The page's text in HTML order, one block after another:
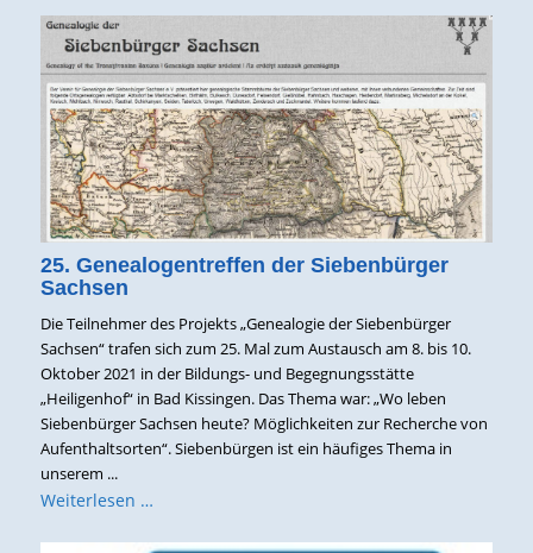
25. Genealogentreffen der Siebenbürger
Sachsen
Die Teilnehmer des Projekts „Genealogie der Siebenbürger
Sachsen“ trafen sich zum 25. Mal zum Austausch am 8. bis 10.
Oktober 2021 in der Bildungs- und Begegnungsstätte
„Heiligenhof“ in Bad Kissingen. Das Thema war: „Wo leben
Siebenbürger Sachsen heute? Möglichkeiten zur Recherche von
Aufenthaltsorten“. Siebenbürgen ist ein häufiges Thema in
unserem ...
Weiterlesen …